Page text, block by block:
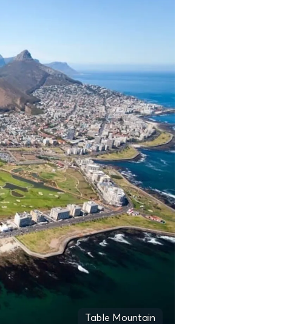
Table Mountain